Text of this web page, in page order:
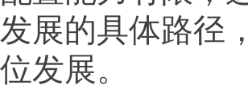
展的具体路径
发展。